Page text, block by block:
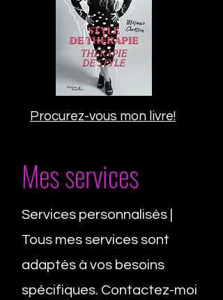
Procurez-vous mon livre!
Mes services
Services personnalisés |
Tous mes services sont
adaptés à vos besoins
spécifiques. Contactez-moi